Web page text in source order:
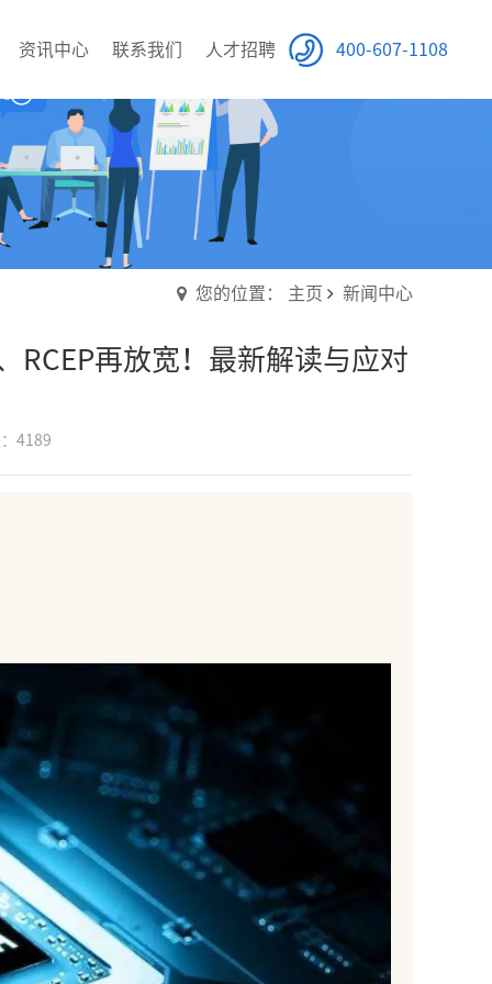
资讯中心 联系我们 人才招聘 400-607-1108
您的位置： 主页 新闻中心
RCEP再放宽！最新解读与应对
4189